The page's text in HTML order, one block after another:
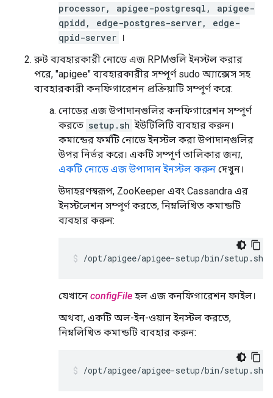
processor, apigee-postgresql, apigee-
qpidd, edge-postgres-server, edge-
qpid-server ।
রুট ব্যবহারকারী নোডে এজ RPMগুলি ইনস্টল করার
পরে, "apigee" ব্যবহারকারীর সম্পূর্ণ sudo অ্যাক্সেস সহ
ব্যবহারকারী কনফিগারেশন প্রক্রিয়াটি সম্পূর্ণ করে:
নোডের এজ উপাদানগুলির কনফিগারেশন সম্পূর্ণ
করতে setup.sh ইউটিলিটি ব্যবহার করুন।
কমান্ডের ফর্মটি নোডে ইনস্টল করা উপাদানগুলির
উপর নির্ভর করে। একটি সম্পূর্ণ তালিকার জন্য,
একটি নোডে এজ উপাদান ইনস্টল করুন দেখুন।
উদাহরণস্বরূপ, ZooKeeper এবং Cassandra এর
ইনস্টলেশন সম্পূর্ণ করতে, নিম্নলিখিত কমান্ডটি
ব্যবহার করুন:
/opt/apigee/apigee-setup/bin/
যেখানে configFile হল এজ কনফিগারেশন ফাইল।
অথবা, একটি অল-ইন-ওয়ান ইনস্টল করতে,
নিম্নলিখিত কমান্ডটি ব্যবহার করুন:
/opt/apigee/apigee-setup/bin/